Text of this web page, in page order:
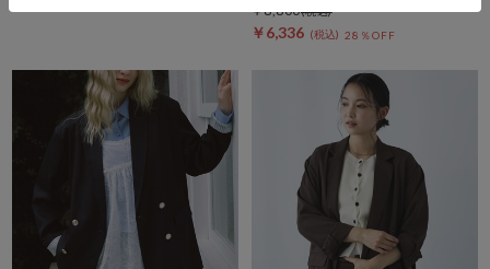
￥6,336 28％OFF
￥8,800